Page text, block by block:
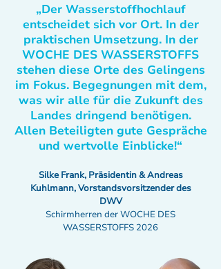
„Der Wasserstoffhochlauf
entscheidet sich vor Ort. In der
praktischen Umsetzung. In der
WOCHE DES WASSERSTOFFS
stehen diese Orte des Gelingens
im Fokus. Begegnungen mit dem,
was wir alle für die Zukunft des
Landes dringend benötigen.
Allen Beteiligten gute Gespräche
und wertvolle Einblicke!“
Silke Frank, Präsidentin & Andreas
Kuhlmann, Vorstandsvorsitzender des
DWV
Schirmherren der WOCHE DES
WASSERSTOFFS 2026